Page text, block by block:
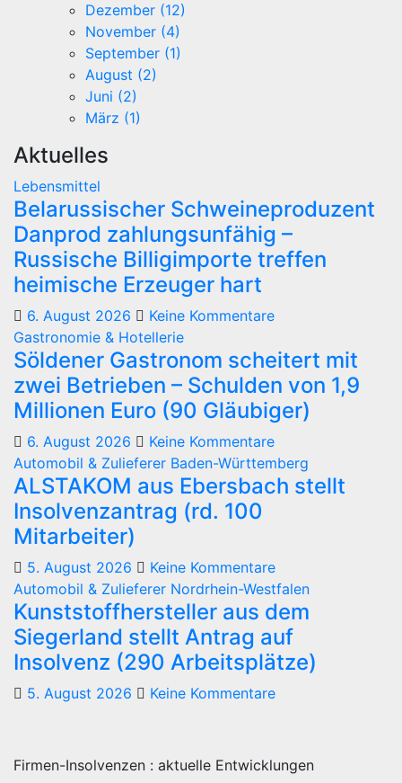
Dezember (12)
November (4)
September (1)
August (2)
Juni (2)
März (1)
Aktuelles
Lebensmittel
Belarussischer Schweineproduzent
Danprod zahlungsunfähig –
Russische Billigimporte treffen
heimische Erzeuger hart
6. August 2026
Keine Kommentare
Gastronomie & Hotellerie
Söldener Gastronom scheitert mit
zwei Betrieben – Schulden von 1,9
Millionen Euro (90 Gläubiger)
6. August 2026
Keine Kommentare
Automobil & Zulieferer Baden-Württemberg
ALSTAKOM aus Ebersbach stellt
Insolvenzantrag (rd. 100
Mitarbeiter)
5. August 2026
Keine Kommentare
Automobil & Zulieferer Nordrhein-Westfalen
Kunststoffhersteller aus dem
Siegerland stellt Antrag auf
Insolvenz (290 Arbeitsplätze)
5. August 2026 Keine Kommentare
Firmen-Insolvenzen : aktuelle Entwicklungen